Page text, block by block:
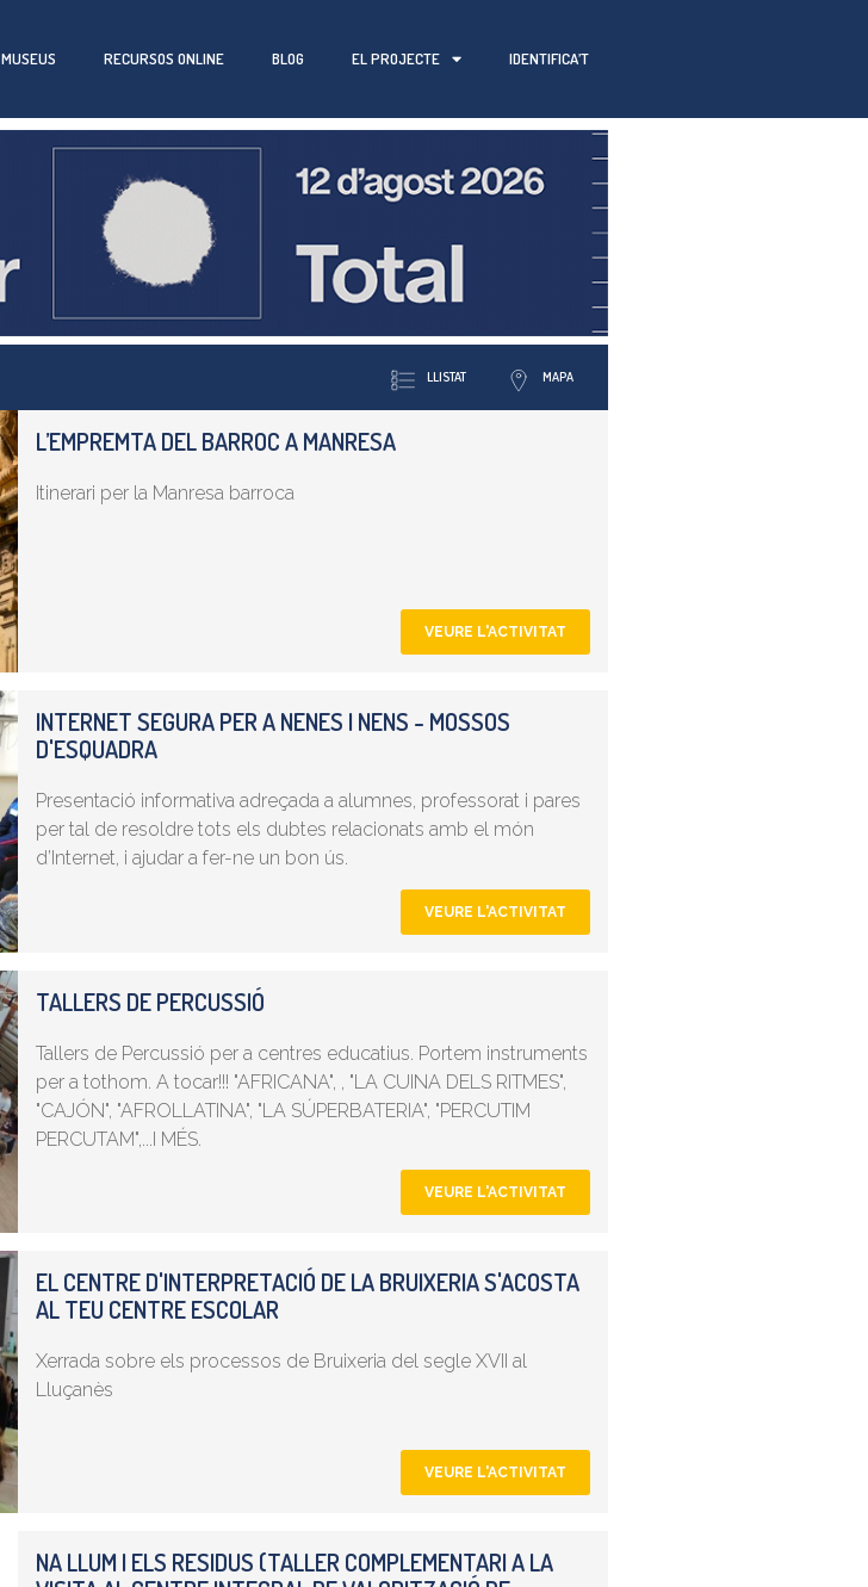
MUSEUS RECURSOS ONLINE BLOG EL PROJECTE IDENTIFICA’T
LLISTAT MAPA
L’EMPREMTA DEL BARROC A MANRESA
Itinerari per la Manresa barroca
VEURE L'ACTIVITAT
INTERNET SEGURA PER A NENES I NENS - MOSSOS
D'ESQUADRA
Presentació informativa adreçada a alumnes, professorat i pares
per tal de resoldre tots els dubtes relacionats amb el món
d’Internet, i ajudar a fer-ne un bon ús.
VEURE L'ACTIVITAT
TALLERS DE PERCUSSIÓ
Tallers de Percussió per a centres educatius. Portem instruments
per a tothom. A tocar!!! "AFRICANA", , "LA CUINA DELS RITMES",
"CAJÓN", "AFROLLATINA", "LA SÚPERBATERIA", "PERCUTIM
PERCUTAM",...I MÉS.
VEURE L'ACTIVITAT
EL CENTRE D'INTERPRETACIÓ DE LA BRUIXERIA S'ACOSTA
AL TEU CENTRE ESCOLAR
Xerrada sobre els processos de Bruixeria del segle XVII al
Lluçanès
VEURE L'ACTIVITAT
NA LLUM I ELS RESIDUS (TALLER COMPLEMENTARI A LA